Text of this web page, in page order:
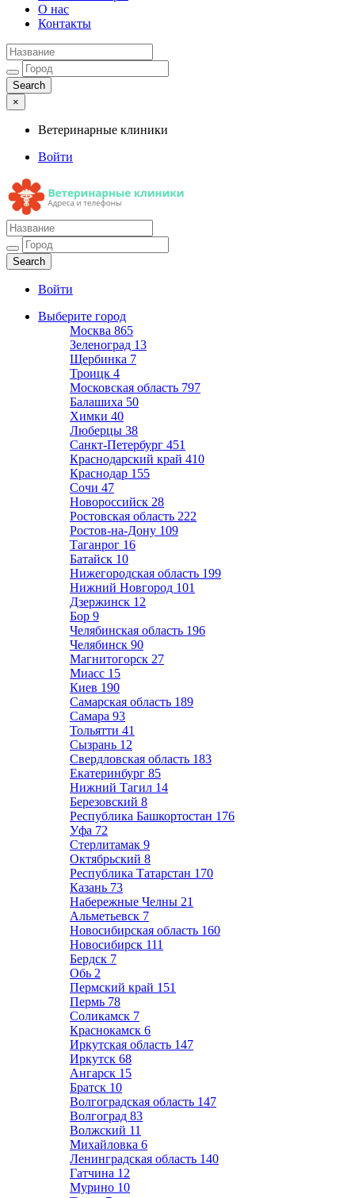
О нас
Контакты
×
Ветеринарные клиники
Войти
Ветеринарные клиники
Адреса и телефоны
Войти
Выберите город
Москва 865
Зеленоград 13
Щербинка 7
Троицк 4
Московская область 797
Балашиха 50
Химки 40
Люберцы 38
Санкт-Петербург 451
Краснодарский край 410
Краснодар 155
Сочи 47
Новороссийск 28
Ростовская область 222
Ростов-на-Дону 109
Таганрог 16
Батайск 10
Нижегородская область 199
Нижний Новгород 101
Дзержинск 12
Бор 9
Челябинская область 196
Челябинск 90
Магнитогорск 27
Миасс 15
Киев 190
Самарская область 189
Самара 93
Тольятти 41
Сызрань 12
Свердловская область 183
Екатеринбург 85
Нижний Тагил 14
Березовский 8
Республика Башкортостан 176
Уфа 72
Стерлитамак 9
Октябрьский 8
Республика Татарстан 170
Казань 73
Набережные Челны 21
Альметьевск 7
Новосибирская область 160
Новосибирск 111
Бердск 7
Обь 2
Пермский край 151
Пермь 78
Соликамск 7
Краснокамск 6
Иркутская область 147
Иркутск 68
Ангарск 15
Братск 10
Волгоградская область 147
Волгоград 83
Волжский 11
Михайловка 6
Ленинградская область 140
Гатчина 12
Мурино 10